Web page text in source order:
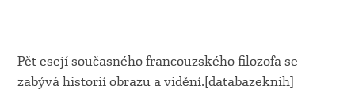
Pět esejí současného francouzského filozofa se
zabývá historií obrazu a vidění.[databazeknih]